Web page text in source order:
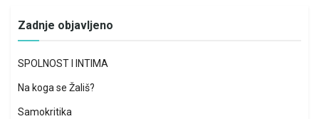
Zadnje objavljeno
SPOLNOST I INTIMA
Na koga se Žališ?
Samokritika